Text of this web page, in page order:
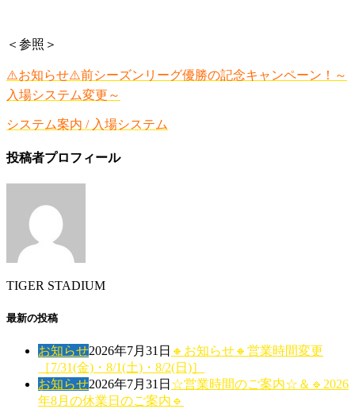
＜参照＞
⚠️お知らせ⚠️前シーズンリーグ優勝の記念キャンペーン！～
入場システム変更～
システム案内 / 入場システム
投稿者プロフィール
TIGER STADIUM
最新の投稿
お知らせ2026年7月31日 🔸お知らせ🔸営業時間変更
［7/31(金)・8/1(土)・8/2(日)］
お知らせ2026年7月31日 ☆営業時間のご案内☆＆🔹2026
年8月の休業日のご案内🔹